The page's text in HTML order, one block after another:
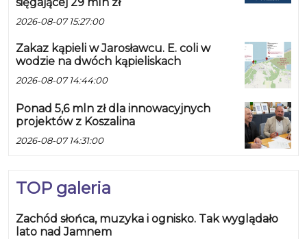
2026-08-07 15:27:00
Zakaz kąpieli w Jarosławcu. E. coli w
wodzie na dwóch kąpieliskach
2026-08-07 14:44:00
Ponad 5,6 mln zł dla innowacyjnych
projektów z Koszalina
2026-08-07 14:31:00
TOP galeria
Zachód słońca, muzyka i ognisko. Tak wyglądało
lato nad Jamnem